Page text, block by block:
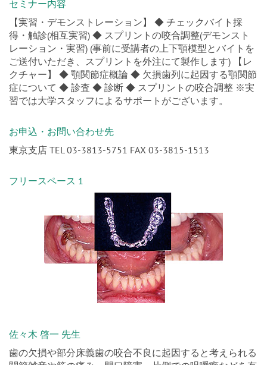
セミナー内容
【実習・デモンストレーション】 ◆ チェックバイト採
得・触診(相互実習) ◆ スプリントの咬合調整(デモンスト
レーション・実習) (事前に受講者の上下顎模型とバイトを
ご送付いただき、スプリントを外注にて製作します) 【レ
クチャー】 ◆ 顎関節症概論 ◆ 欠損歯列に起因する顎関節
症について ◆ 診査 ◆ 診断 ◆ スプリントの咬合調整 ※実
お申込・お問い合わせ先
佐々木 啓一 先生